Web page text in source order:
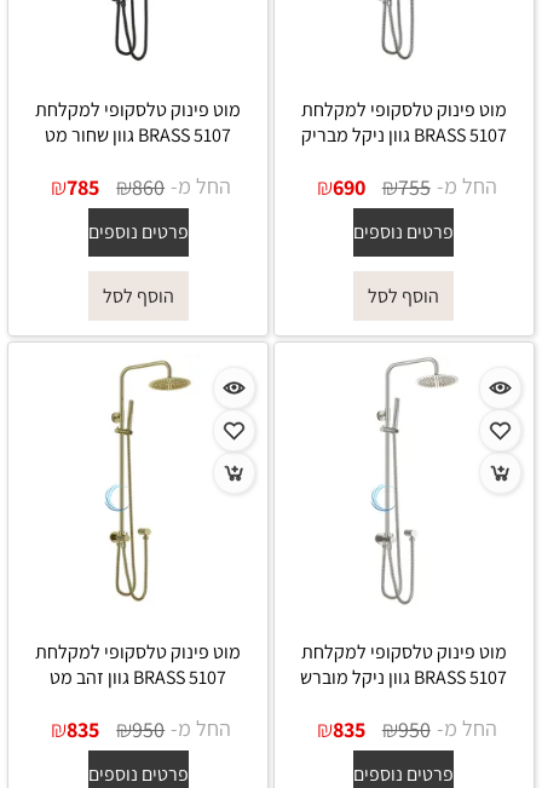
מוט פינוק טלסקופי למקלחת
5107 BRASS גוון ניקל מבריק
החל מ- ₪755
₪690
פרטים נוספים
הוסף לסל
מוט פינוק טלסקופי למקלחת
5107 BRASS גוון שחור מט
החל מ- ₪860
₪785
פרטים נוספים
הוסף לסל
מוט פינוק טלסקופי למקלחת
5107 BRASS גוון ניקל מוברש
החל מ- ₪950
₪835
פרטים נוספים
מוט פינוק טלסקופי למקלחת
5107 BRASS גוון זהב מט
החל מ- ₪950
₪835
פרטים נוספים